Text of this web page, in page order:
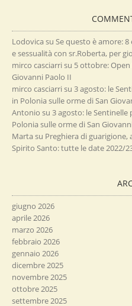
Lodovica su Se questo è amore:
e sessualità con sr.Roberta, per
mirco casciarri su 5 ottobre: Open
Giovanni Paolo II
mirco casciarri su 3 agosto: le
in Polonia sulle orme di San
Antonio su 3 agosto: le
Polonia sulle orme di San
Marta su Preghiera di
Spirito Santo: tutte le date 2022/
giugno 2026
aprile 2026
marzo 2026
febbraio 2026
gennaio 2026
dicembre 2025
novembre 2025
ottobre 2025
settembre 2025